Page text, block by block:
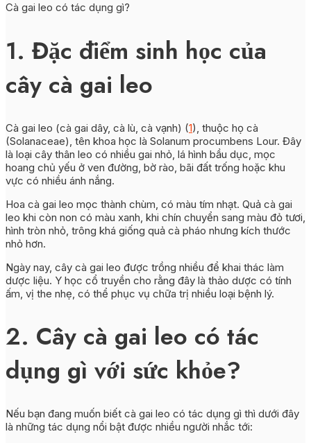
Cà gai leo có tác dụng gì?
1. Đặc điểm sinh học của
cây cà gai leo
Cà gai leo (cà gai dây, cà lù, cà vạnh) (1), thuộc họ cà
(Solanaceae), tên khoa học là Solanum procumbens Lour. Đây
là loại cây thân leo có nhiều gai nhỏ, lá hình bầu dục, mọc
hoang chủ yếu ở ven đường, bờ rào, bãi đất trống hoặc khu
vực có nhiều ánh nắng.
Hoa cà gai leo mọc thành chùm, có màu tím nhạt. Quả cà gai
leo khi còn non có màu xanh, khi chín chuyển sang màu đỏ tươi,
hình tròn nhỏ, trông khá giống quả cà pháo nhưng kích thước
nhỏ hơn.
Ngày nay, cây cà gai leo được trồng nhiều để khai thác làm
dược liệu. Y học cổ truyền cho rằng đây là thảo dược có tính
ấm, vị the nhẹ, có thể phục vụ chữa trị nhiều loại bệnh lý.
2. Cây cà gai leo có tác
dụng gì với sức khỏe?
Nếu bạn đang muốn biết cà gai leo có tác dụng gì thì dưới đây
là những tác dụng nổi bật được nhiều người nhắc tới: